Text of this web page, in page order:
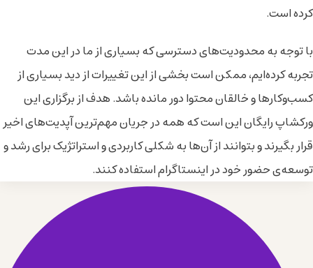
کرده است.
با توجه به محدودیت‌های دسترسی که بسیاری از ما در این مدت
تجربه کرده‌ایم، ممکن است بخشی از این تغییرات از دید بسیاری از
کسب‌وکارها و خالقان محتوا دور مانده باشد. هدف از برگزاری این
ورکشاپ رایگان این است که همه در جریان مهم‌ترین آپدیت‌های اخیر
قرار بگیرند و بتوانند از آن‌ها به شکلی کاربردی و استراتژیک برای رشد و
توسعه‌ی حضور خود در اینستاگرام استفاده کنند.